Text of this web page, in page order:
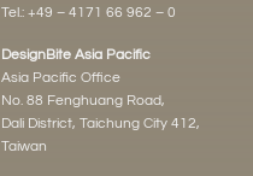
Tel.: +49 – 4171 66 962 – 0
DesignBite Asia Pacific
Asia Pacific Office
No. 88 Fenghuang Road,
Dali District, Taichung City 412,
Taiwan